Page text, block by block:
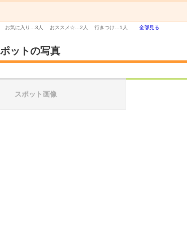
お気に入り… 3人 おススメ☆… 2人 行きつけ… 1人 全部見る
ットの写真
スポット画像